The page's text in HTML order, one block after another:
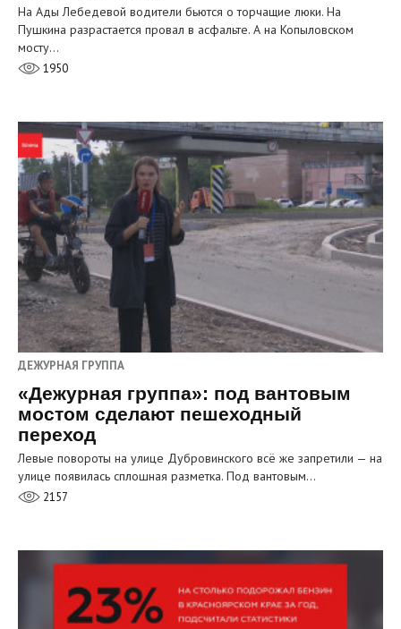
На Ады Лебедевой водители бьются о торчащие люки. На
Пушкина разрастается провал в асфальте. А на Копыловском
мосту…
1950
ДЕЖУРНАЯ ГРУППА
«Дежурная группа»: под вантовым
мостом сделают пешеходный
переход
Левые повороты на улице Дубровинского всё же запретили — на
улице появилась сплошная разметка. Под вантовым…
2157